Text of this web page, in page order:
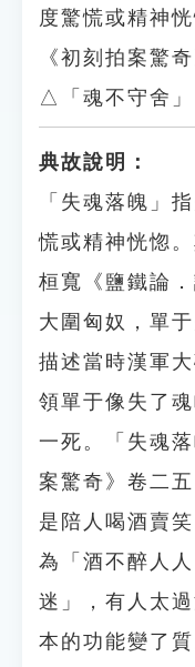
度驚慌或精神
《初刻拍案驚
△「魂不守舍」
典故說明：
「失魂落魄」
慌或精神恍惚
桓寬《鹽鐵論
大圍匈奴，單
描述當時漢軍
領單于像失了
一死。「失魂
案驚奇》卷二
是陪人喝酒賣
為「酒不醉人
迷」，有人太
本的功能變了